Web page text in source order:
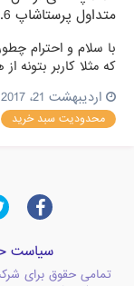
متداول پرستاشاپ 1.6
با سلام و احترام
که مثلا کاربر بتونه از هر کالا فقط ۲ عدد
اردیبهشت 21، 2017
محدودیت سبد خرید
سیاست
تمامی حقوق برای